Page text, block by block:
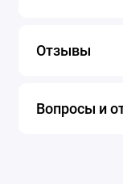
Отзывы
Вопросы и